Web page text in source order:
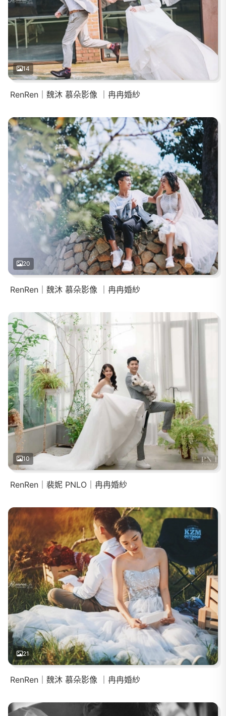
14
RenRen｜魏沐 慕朵影像 ｜冉冉婚紗
20
RenRen｜魏沐 慕朵影像 ｜冉冉婚紗
10
RenRen｜裴妮 PNLO｜冉冉婚紗
21
RenRen｜魏沐 慕朵影像 ｜冉冉婚紗